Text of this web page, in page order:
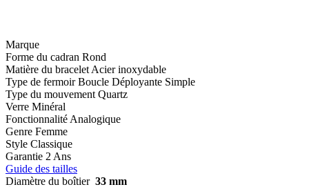
Marque
Forme du cadran Rond
Matière du bracelet Acier inoxydable
Type de fermoir Boucle Déployante Simple
Type du mouvement Quartz
Verre Minéral
Fonctionnalité Analogique
Genre Femme
Style Classique
Garantie 2 Ans
Guide des tailles
Diamètre du boîtier 33 mm